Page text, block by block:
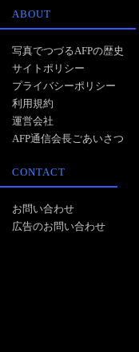
ABOUT
写真でつづるAFPの歴史
サイトポリシー
プライバシーポリシー
利用規約
運営会社
AFP通信会長ごあいさつ
CONTACT
お問い合わせ
広告のお問い合わせ